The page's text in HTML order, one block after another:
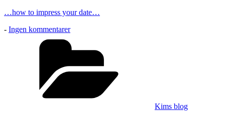
…how to impress your date…
- Ingen kommentarertil
Kims blog